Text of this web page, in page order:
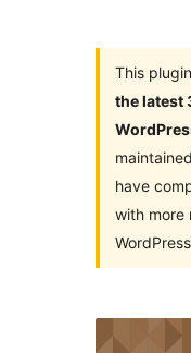
This plugin
the latest
have
with more